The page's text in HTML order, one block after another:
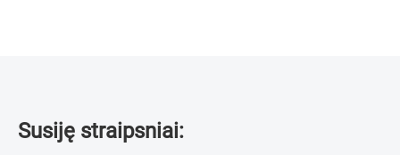
Susiję straipsniai: